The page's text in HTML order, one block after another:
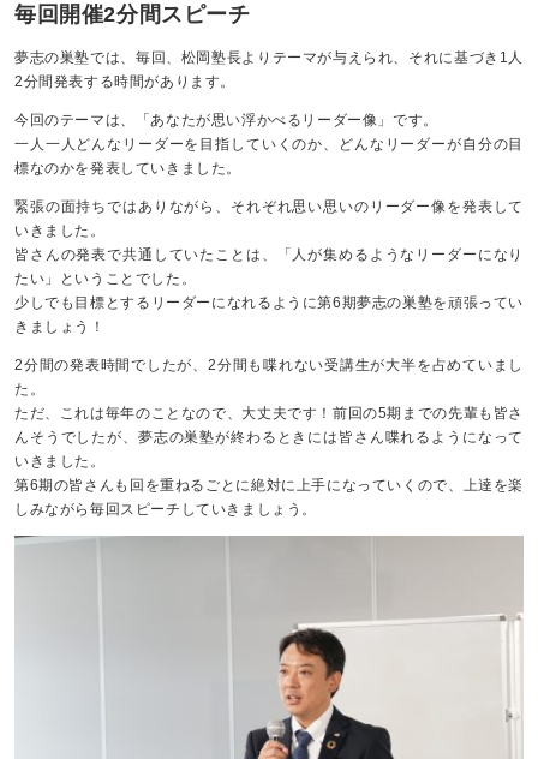
毎回開催2分間スピーチ
夢志の巣塾では、毎回、松岡塾長よりテーマが与えられ、それに基づき1人
2分間発表する時間があります。
今回のテーマは、「あなたが思い浮かべるリーダー像」です。
一人一人どんなリーダーを目指していくのか、どんなリーダーが自分の目
標なのかを発表していきました。
緊張の面持ちではありながら、それぞれ思い思いのリーダー像を発表して
いきました。
皆さんの発表で共通していたことは、「人が集めるようなリーダーになり
たい」ということでした。
少しでも目標とするリーダーになれるように第6期夢志の巣塾を頑張ってい
きましょう！
2分間の発表時間でしたが、2分間も喋れない受講生が大半を占めていまし
た。
ただ、これは毎年のことなので、大丈夫です！前回の5期までの先輩も皆さ
んそうでしたが、夢志の巣塾が終わるときには皆さん喋れるようになって
いきました。
第6期の皆さんも回を重ねるごとに絶対に上手になっていくので、上達を楽
しみながら毎回スピーチしていきましょう。